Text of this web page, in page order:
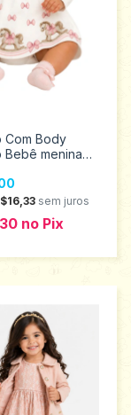
Com Body
Bebê menina
sem juros
no Pix